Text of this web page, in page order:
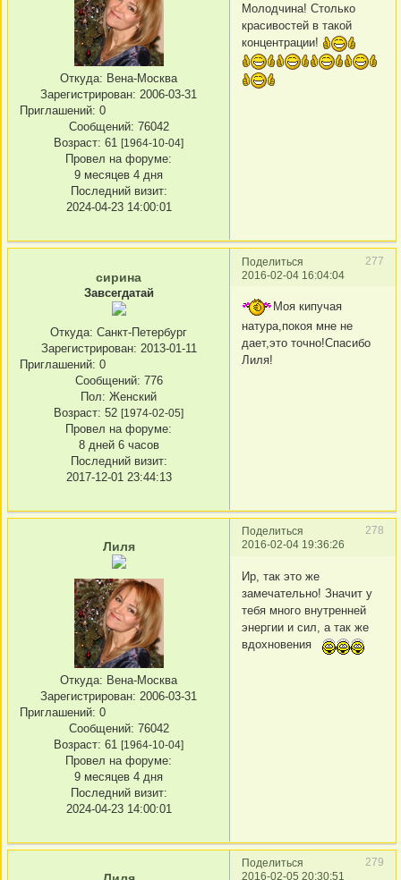
Откуда: Вена-Москва
Зарегистрирован: 2006-03-31
Приглашений: 0
Сообщений: 76042
Возраст: 61 [1964-10-04]
Провел на форуме:
9 месяцев 4 дня
Последний визит:
2024-04-23 14:00:01
Молодчина! Столько
красивостей в такой
концентрации!
Поделиться
277
2016-02-04 16:04:04
сирина
Завсегдатай
Откуда: Санкт-Петербург
Зарегистрирован: 2013-01-11
Приглашений: 0
Сообщений: 776
Пол: Женский
Возраст: 52 [1974-02-05]
Провел на форуме:
8 дней 6 часов
Последний визит:
2017-12-01 23:44:13
Моя кипучая
натура,покоя мне не
дает,это точно!Спасибо
Лиля!
Поделиться
278
2016-02-04 19:36:26
Лиля
Откуда: Вена-Москва
Зарегистрирован: 2006-03-31
Приглашений: 0
Сообщений: 76042
Возраст: 61 [1964-10-04]
Провел на форуме:
9 месяцев 4 дня
Последний визит:
2024-04-23 14:00:01
Ир, так это же
замечательно! Значит у
тебя много внутренней
энергии и сил, а так же
вдохновения
Поделиться
279
2016-02-05 20:30:51